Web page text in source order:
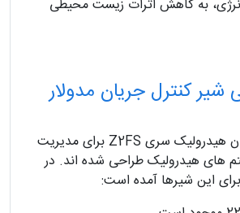
به کاهش اثرات زیست‌ محیطی
کنترل جریان مدولار
شیرهای کنترل جریان هیدرولیک سری Z2FS برای مدیریت
های هیدرولیک طراحی شده اند. در
این شیرها آمده است: